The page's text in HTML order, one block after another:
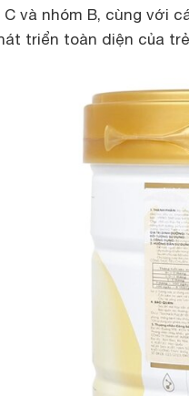
C và nhóm B, cùng với
triển toàn diện của